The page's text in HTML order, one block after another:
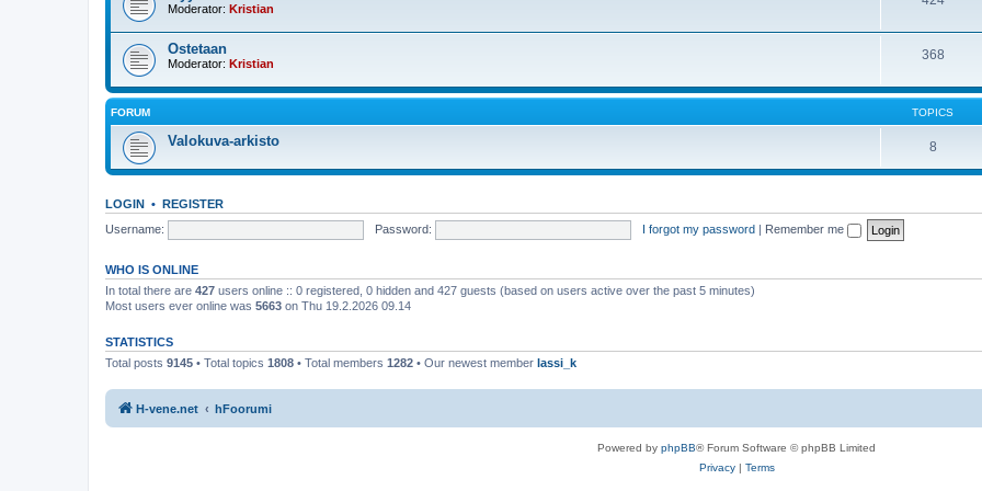
Moderator: Kristian
Ostetaan
Moderator: Kristian
368
FORUM TOPICS
Valokuva-arkisto 8
LOGIN • REGISTER
Username:
Password: I forgot my password | Remember me
WHO IS ONLINE
In total there are 427 users online :: 0 registered, 0 hidden and 427 guests (based on users active over the past 5 minutes)
Most users ever online was 5663 on Thu 19.2.2026 09.14
STATISTICS
Total posts 9145 • Total topics 1808 • Total members 1282 • Our newest member lassi_k
H-vene.net hFoorumi
Powered by phpBB® Forum Software © phpBB Limited
Privacy| Terms